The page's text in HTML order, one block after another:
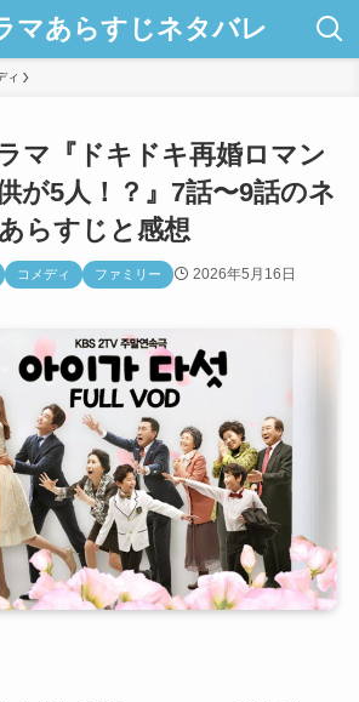
マあらすじネタバレ
ィ
マ『ドキドキ再婚ロマン
が5人！？』7話〜9話のネ
らすじと感想
コメディ ファミリー 2026年5月16日